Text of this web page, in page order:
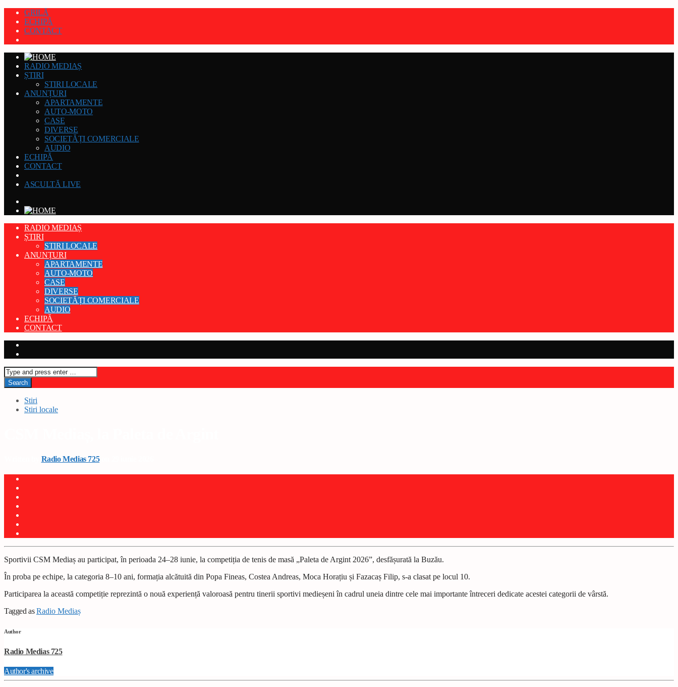
GRILĂ
ECHIPĂ
CONTACT
RADIO MEDIAȘ
ȘTIRI
STIRI LOCALE
ANUNȚURI
APARTAMENTE
AUTO-MOTO
CASE
DIVERSE
SOCIETĂȚI COMERCIALE
AUDIO
ECHIPĂ
CONTACT
ASCULTĂ LIVE
RADIO MEDIAȘ
ȘTIRI
STIRI LOCALE
ANUNȚURI
APARTAMENTE
AUTO-MOTO
CASE
DIVERSE
SOCIETĂȚI COMERCIALE
AUDIO
ECHIPĂ
CONTACT
Stiri
Stiri locale
Radio Medias 725on 29 iunie 2026
Sportivii CSM Mediaș au participat, în perioada 24–28 iunie, la competiția de tenis de masă „Paleta de Argint 2026”, desfășurată la Buzău.
În proba pe echipe, la categoria 8–10 ani, formația alcătuită din Popa Fineas, Costea Andreas, Moca Horațiu și Fazacaș Filip, s-a clasat pe locul 10.
Participarea la această competiție reprezintă o nouă experiență valoroasă pentru tinerii sportivi medieșeni în cadrul uneia dintre cele mai importante întreceri dedicate acestei categorii de vârstă.
Tagged asRadio Mediaș
Author
Radio Medias 725
Author's archive